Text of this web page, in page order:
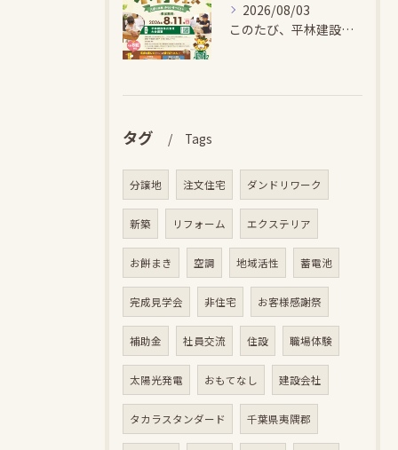
2026/08/03
このたび、平林建設では、お子さまが木とふれあい・木について学...
タグ Tags
分譲地 注文住宅 ダンドリワーク
新築 リフォーム エクステリア
お餅まき 空調 地域活性 蓄電池
完成見学会 非住宅 お客様感謝祭
補助金 社員交流 住設 職場体験
太陽光発電 おもてなし 建設会社
タカラスタンダード 千葉県夷隅郡